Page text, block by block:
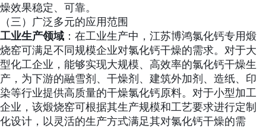
燥效果稳定、可靠。
（三）广泛多元的应用范围
工业生产领域 ：在工业生产中，江苏博鸿氯化钙专用煅
烧窑可满足不同规模企业对氯化钙干燥的需求。对于大
型化工企业，能够实现大规模、高效率的氯化钙干燥生
产，为下游的融雪剂、干燥剂、建筑外加剂、造纸、印
染等行业提供高质量的干燥氯化钙原料。对于小型加工
企业，该煅烧窑可根据其生产规模和工艺要求进行定制
化设计，以灵活的生产方式满足其对氯化钙干燥的需